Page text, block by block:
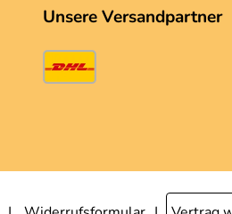
Unsere Versandpartner